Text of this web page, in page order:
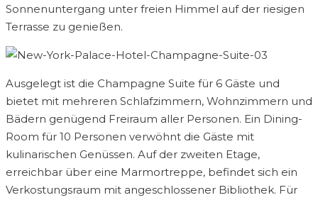
Sonnenuntergang unter freien Himmel auf der riesigen
Terrasse zu genießen.
Ausgelegt ist die Champagne Suite für 6 Gäste und
bietet mit mehreren Schlafzimmern, Wohnzimmern und
Bädern genügend Freiraum aller Personen. Ein Dining-
Room für 10 Personen verwöhnt die Gäste mit
kulinarischen Genüssen. Auf der zweiten Etage,
erreichbar über eine Marmortreppe, befindet sich ein
Verkostungsraum mit angeschlossener Bibliothek. Für